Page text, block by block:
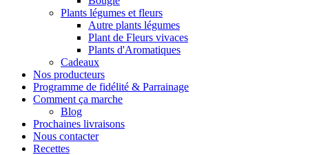
Plants légumes et fleurs
Autre plants légumes
Plant de Fleurs vivaces
Plants d'Aromatiques
Cadeaux
Nos producteurs
Programme de fidélité & Parrainage
Comment ça marche
Blog
Prochaines livraisons
Nous contacter
Recettes